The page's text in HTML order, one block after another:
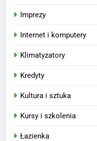
Imprezy
Internet i komputery
Klimatyzatory
Kredyty
Kultura i sztuka
Kursy i szkolenia
Łazienka